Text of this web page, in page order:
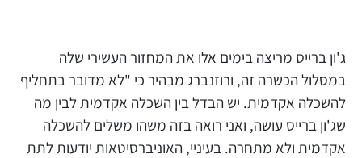
ג'ון ברייס מריצה בימים אלו את המחזור העשירי שלה
במסלול הכשרה זה, ורוזנברג מבהיר כי "לא מדובר בתחליף
להשכלה אקדמית. יש הבדל בין השכלה אקדמית לבין מה
שג'ון ברייס עושה, ואני רואה בזה משהו משלים להשכלה
אקדמית ולא מתחרה. בעיניי, האוניברסיטאות יודעות לתת